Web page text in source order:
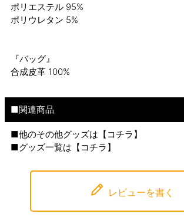
ポリエステル 95%
ポリウレタン 5%
『バッグ』
合成皮革 100%
■関連商品
■他のその他グッズは【 コチラ 】
■グッズ一覧は【 コチラ 】
レビューを書く